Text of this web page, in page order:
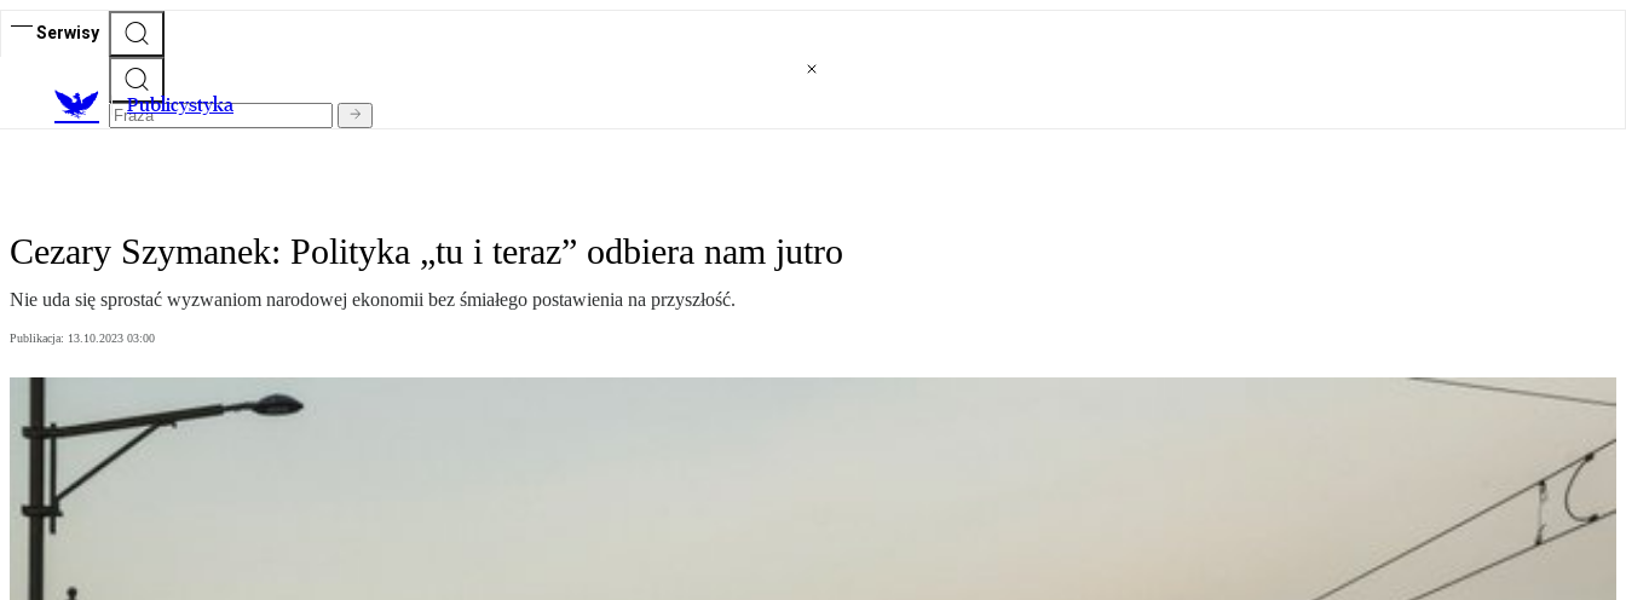
Serwisy
Publicystyka
Cezary Szymanek: Polityka „tu i teraz” odbiera nam jutro
Nie uda się sprostać wyzwaniom narodowej ekonomii bez śmiałego postawienia na przyszłość.
Publikacja: 13.10.2023 03:00